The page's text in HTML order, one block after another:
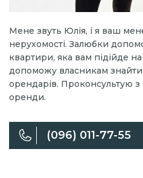
Мене звуть Юлія, і я ваш
нерухомості. Залюбки
квартири, яка вам підійде
допоможу власникам знайти
орендарів. Проконсультую
оренди.
(096) 011-77-55